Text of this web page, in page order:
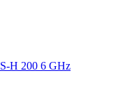
H 200 6 GHz